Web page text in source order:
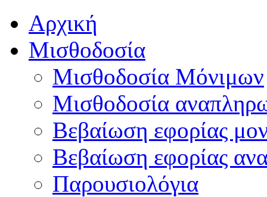
Αρχική
Μισθοδοσία
Μισθοδοσία Μόνιμων
Μισθοδοσία
Βεβαίωση εφορίας
Βεβαίωση εφορίας
Παρουσιολόγια